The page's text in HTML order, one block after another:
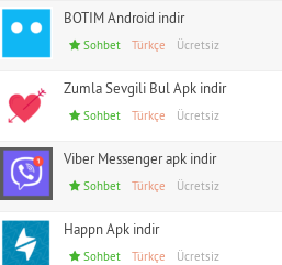
BOTIM Android indir
Sohbet Türkçe Ücretsiz
Zumla Sevgili Bul Apk indir
Sohbet Türkçe Ücretsiz
Viber Messenger apk indir
Sohbet Türkçe Ücretsiz
Happn Apk indir
Sohbet Türkçe Ücretsiz